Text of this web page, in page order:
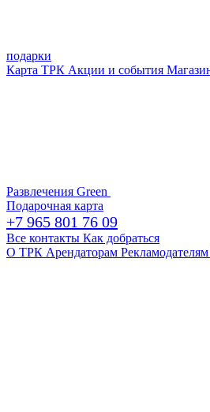
подарки
Карта ТРК Акции и события
Развлечения Green
Подарочная карта
+7 965 801 76 09
Все контакты Как добраться
О ТРК Арендаторам Рекламодателям